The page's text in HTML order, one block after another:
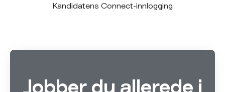
Kandidatens Connect-innlogging
Jobber du allerede i